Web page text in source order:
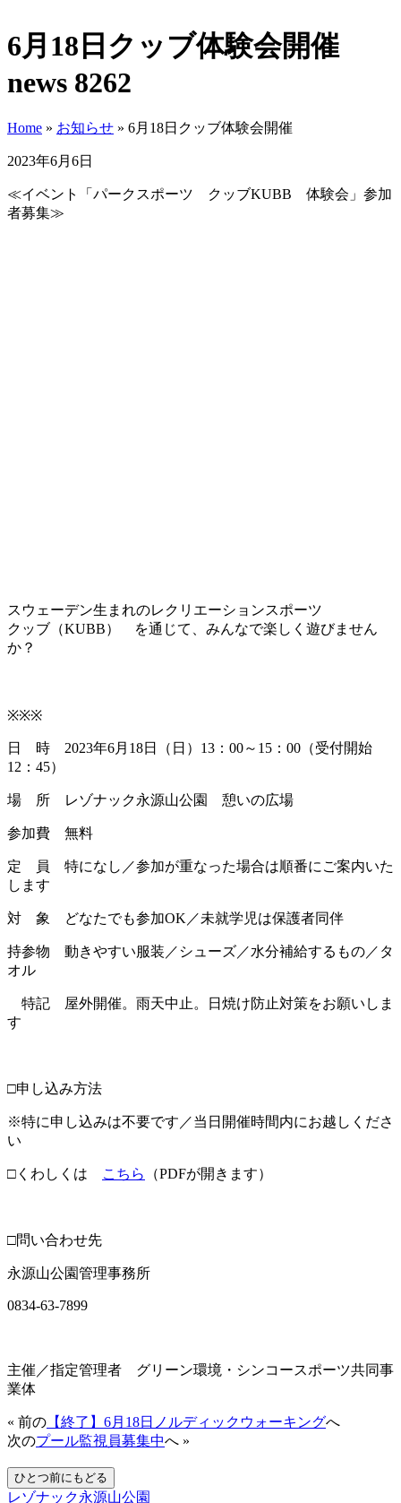
6月18日クッブ体験会開催
news 8262
Home » お知らせ » 6月18日クッブ体験会開催
2023年6月6日
≪イベント「パークスポーツ クッブKUBB 体験会」参加
者募集≫
スウェーデン生まれのレクリエーションスポーツ
クッブ（KUBB） を通じて、みんなで楽しく遊びません
か？
※※※
日 時 2023年6月18日（日）13：00～15：00（受付開始
12：45）
場 所 レゾナック永源山公園 憩いの広場
参加費 無料
定 員 特になし／参加が重なった場合は順番にご案内いた
します
対 象 どなたでも参加OK／未就学児は保護者同伴
持参物 動きやすい服装／シューズ／水分補給するもの／タ
オル
特記 屋外開催。雨天中止。日焼け防止対策をお願いしま
す
□申し込み方法
※特に申し込みは不要です／当日開催時間内にお越しくださ
い
□くわしくは こちら （PDFが開きます）
□問い合わせ先
永源山公園管理事務所
0834-63-7899
主催／指定管理者 グリーン環境・シンコースポーツ共同事
業体
« 前の 【終了】6月18日ノルディックウォーキングへ
次のプール監視員募集中へ »
レゾナック永源山公園